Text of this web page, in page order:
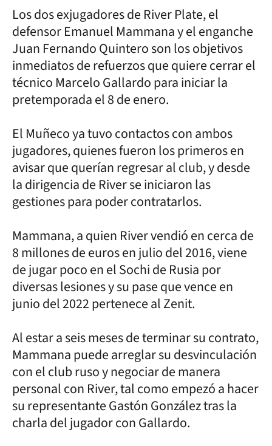
Los dos exjugadores de River Plate, el
defensor Emanuel Mammana y el enganche
Juan Fernando Quintero son los objetivos
inmediatos de refuerzos que quiere cerrar el
técnico Marcelo Gallardo para iniciar la
pretemporada el 8 de enero.
El Muñeco ya tuvo contactos con ambos
jugadores, quienes fueron los primeros en
avisar que querían regresar al club, y desde
la dirigencia de River se iniciaron las
gestiones para poder contratarlos.
Mammana, a quien River vendió en cerca de
8 millones de euros en julio del 2016, viene
de jugar poco en el Sochi de Rusia por
diversas lesiones y su pase que vence en
junio del 2022 pertenece al Zenit.
Al estar a seis meses de terminar su contrato,
Mammana puede arreglar su desvinculación
con el club ruso y negociar de manera
personal con River, tal como empezó a hacer
su representante Gastón González tras la
charla del jugador con Gallardo.